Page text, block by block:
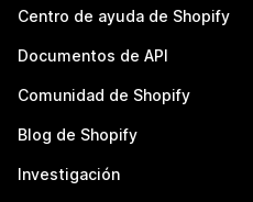
Centro de ayuda de Shopify
Documentos de API
Comunidad de Shopify
Blog de Shopify
Investigación